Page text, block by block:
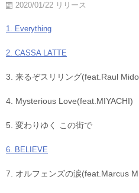
2020/01/22 リリース
1. Everything
2. CASSA LATTE
3. 来るぞスリリング(feat.Raul
4. Mysterious Love(feat.MIYACHI)
5. 変わりゆく この街で
6. BELIEVE
7. オルフェンズの涙(feat.Marcus